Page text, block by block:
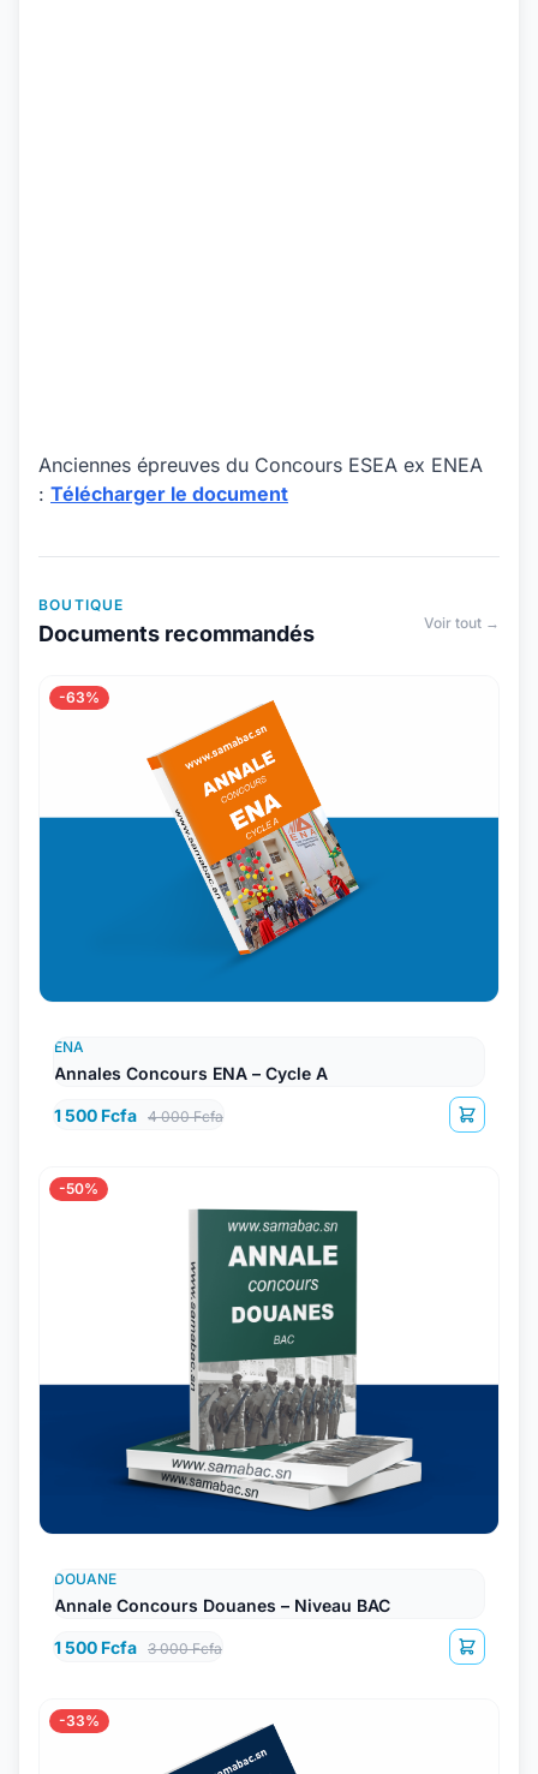
Anciennes épreuves du Concours ESEA ex ENEA
: Télécharger le document
BOUTIQUE
Documents recommandés Voir tout →
-63%
ENA
Annales Concours ENA – Cycle A
1 500 Fcfa 4 000 Fcfa
-50%
DOUANE
Annale Concours Douanes – Niveau BAC
1 500 Fcfa 3 000 Fcfa
-33%